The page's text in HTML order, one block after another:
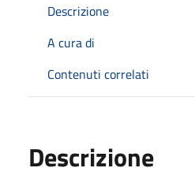
Descrizione
A cura di
Contenuti correlati
Descrizione